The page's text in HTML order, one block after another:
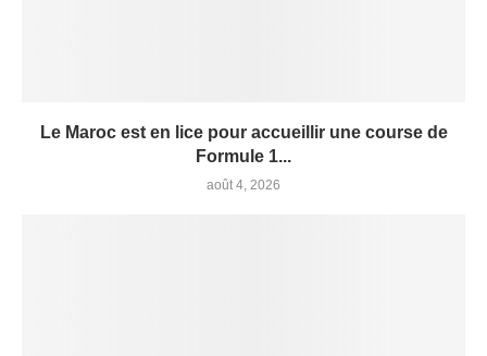
Le Maroc est en lice pour accueillir une course de
Formule 1...
août 4, 2026